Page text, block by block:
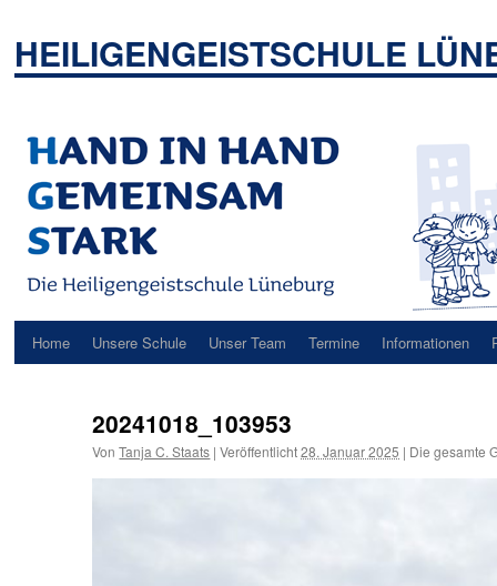
springen
HEILIGENGEISTSCHULE
Home Unsere Schule Unser Team Termine Informationen
20241018_103953
Von Tanja C. Staats | Veröffentlicht 28. Januar 2025 | Die gesamte